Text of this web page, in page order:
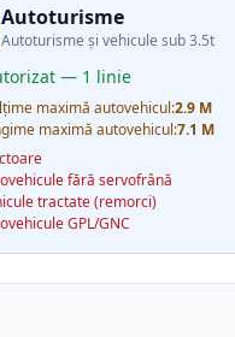
Autoturisme
Autoturisme și vehicule sub 3.5t
— 1 linie
maximă autovehicul:2.9 M
maximă autovehicul:7.1 M
fără servofrână
tractate (remorci)
GPL/GNC